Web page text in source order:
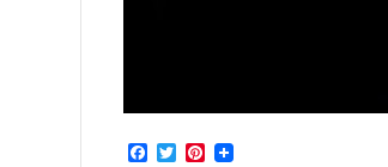
Facebook
TwitterPinterest